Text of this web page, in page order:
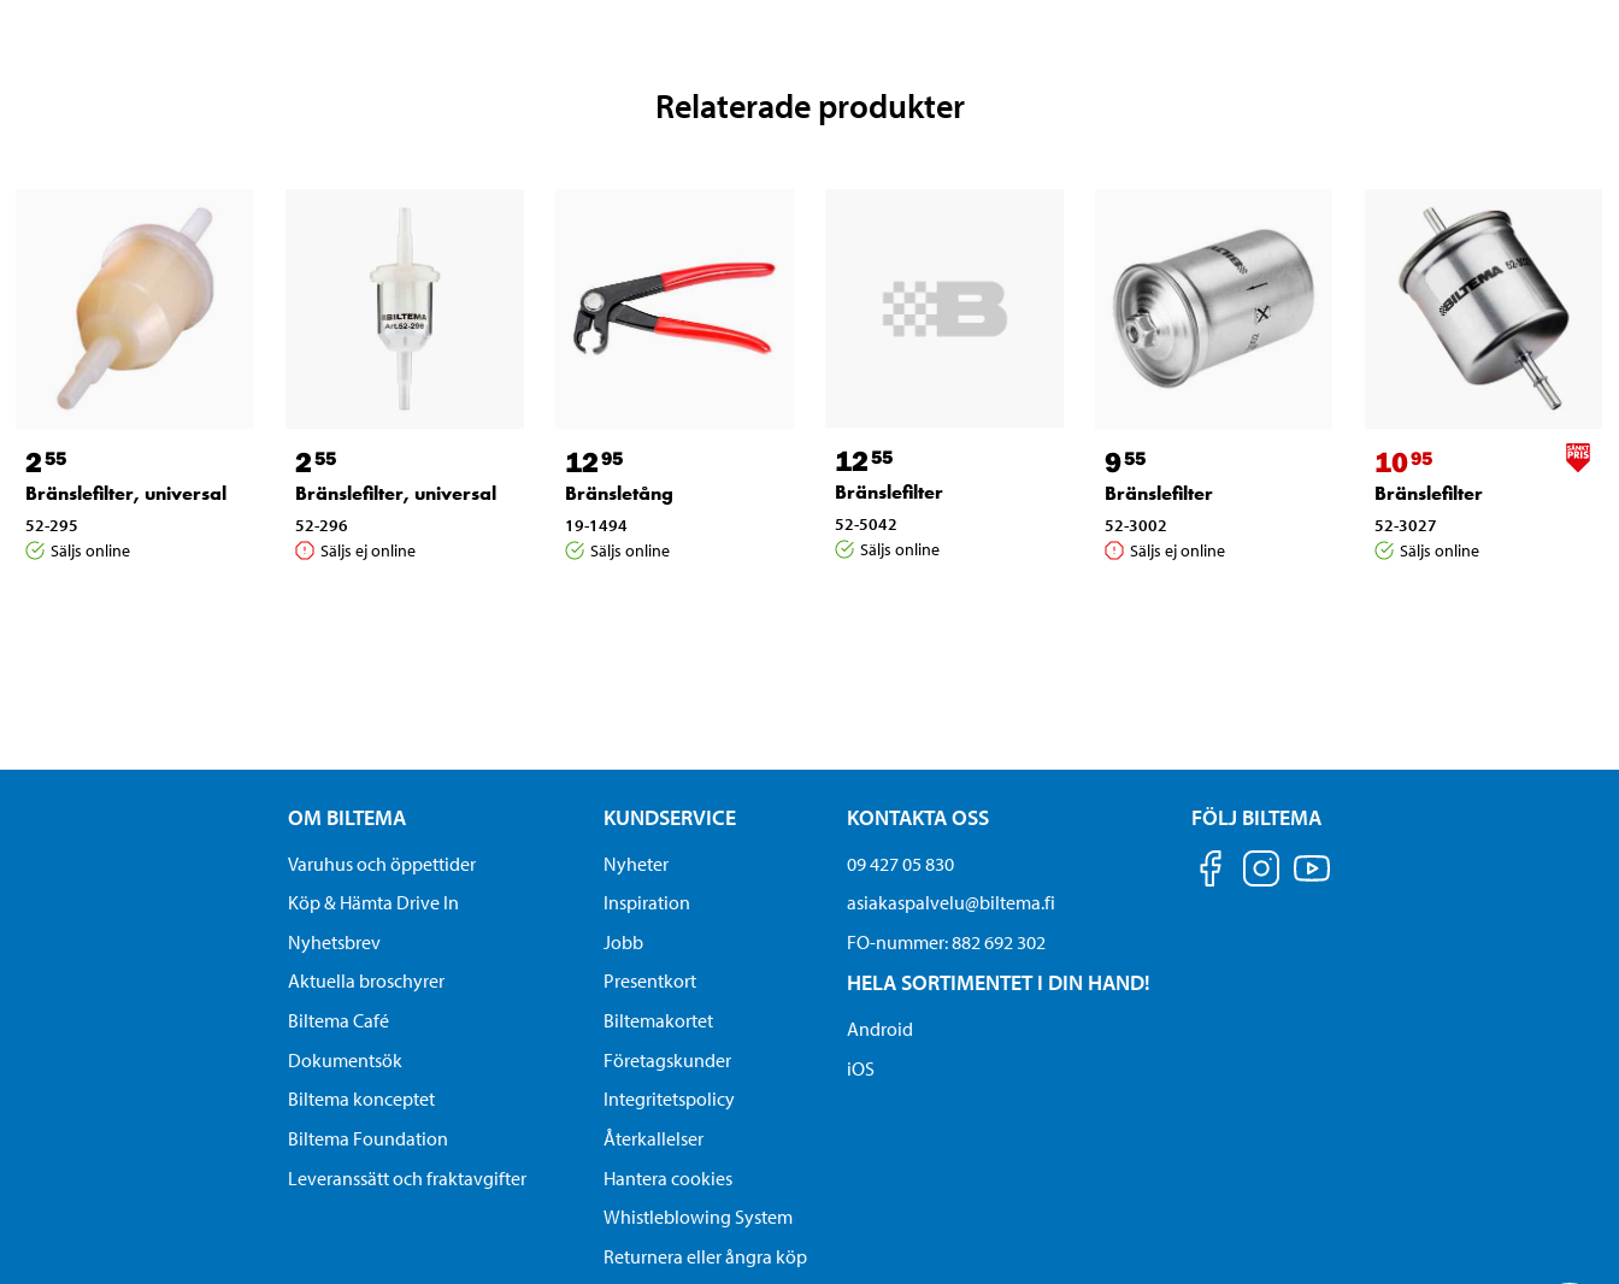
Relaterade produkter
255
Bränslefilter, universal
52-295
Säljs online
255
Bränslefilter, universal
52-296
Säljs ej online
1295
Bränsletång
19-1494
Säljs online
1255
Bränslefilter
52-5042
Säljs online
955
Bränslefilter
52-3002
Säljs ej online
1095
Bränslefilter
52-3027
Säljs online
OM BILTEMA
Varuhus och öppettider
Köp & Hämta Drive In
Nyhetsbrev
Aktuella broschyrer
Biltema Café
Dokumentsök
Biltema konceptet
Biltema Foundation
Leveranssätt och fraktavgifter
KUNDSERVICE
Nyheter
Inspiration
Jobb
Presentkort
Biltemakortet
Företagskunder
Integritetspolicy
Återkallelser
Hantera cookies
Whistleblowing System
Returnera eller ångra köp
KONTAKTA OSS
09 427 05 830
asiakaspalvelu@biltema.fi
FO-nummer:​ 882 692 302
HELA SORTIMENTET I DIN HAND!
Android
iOS
FÖLJ BILTEMA